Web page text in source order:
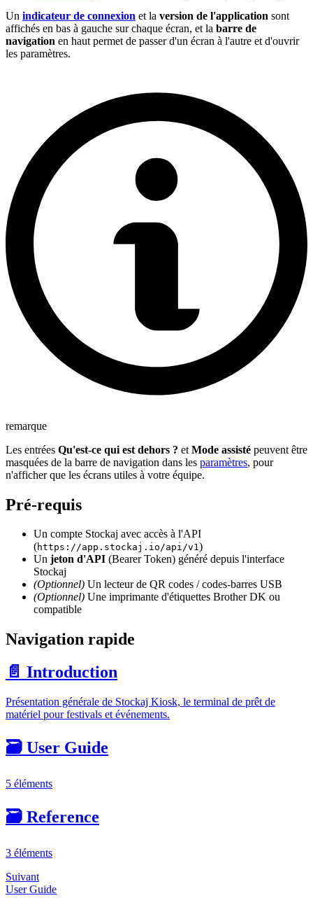
Un indicateur de connexion et la version de l'application sont
affichés en bas à gauche sur chaque écran, et la barre de
navigation en haut permet de passer d'un écran à l'autre et d'ouvrir
les paramètres.
remarque
Les entrées Qu'est-ce qui est dehors ? et Mode assisté peuvent être
masquées de la barre de navigation dans les paramètres, pour
n'afficher que les écrans utiles à votre équipe.
Pré-requis
Un compte Stockaj avec accès à l'API
(https://app.stockaj.io/api/v1)
Un jeton d'API (Bearer Token) généré depuis l'interface
Stockaj
(Optionnel) Un lecteur de QR codes / codes-barres USB
(Optionnel) Une imprimante d'étiquettes Brother DK ou
compatible
Navigation rapide
📄️ Introduction
Présentation générale de Stockaj Kiosk, le terminal de prêt de
matériel pour festivals et événements.
🗃️ User Guide
5 éléments
🗃️ Reference
3 éléments
Suivant
User Guide